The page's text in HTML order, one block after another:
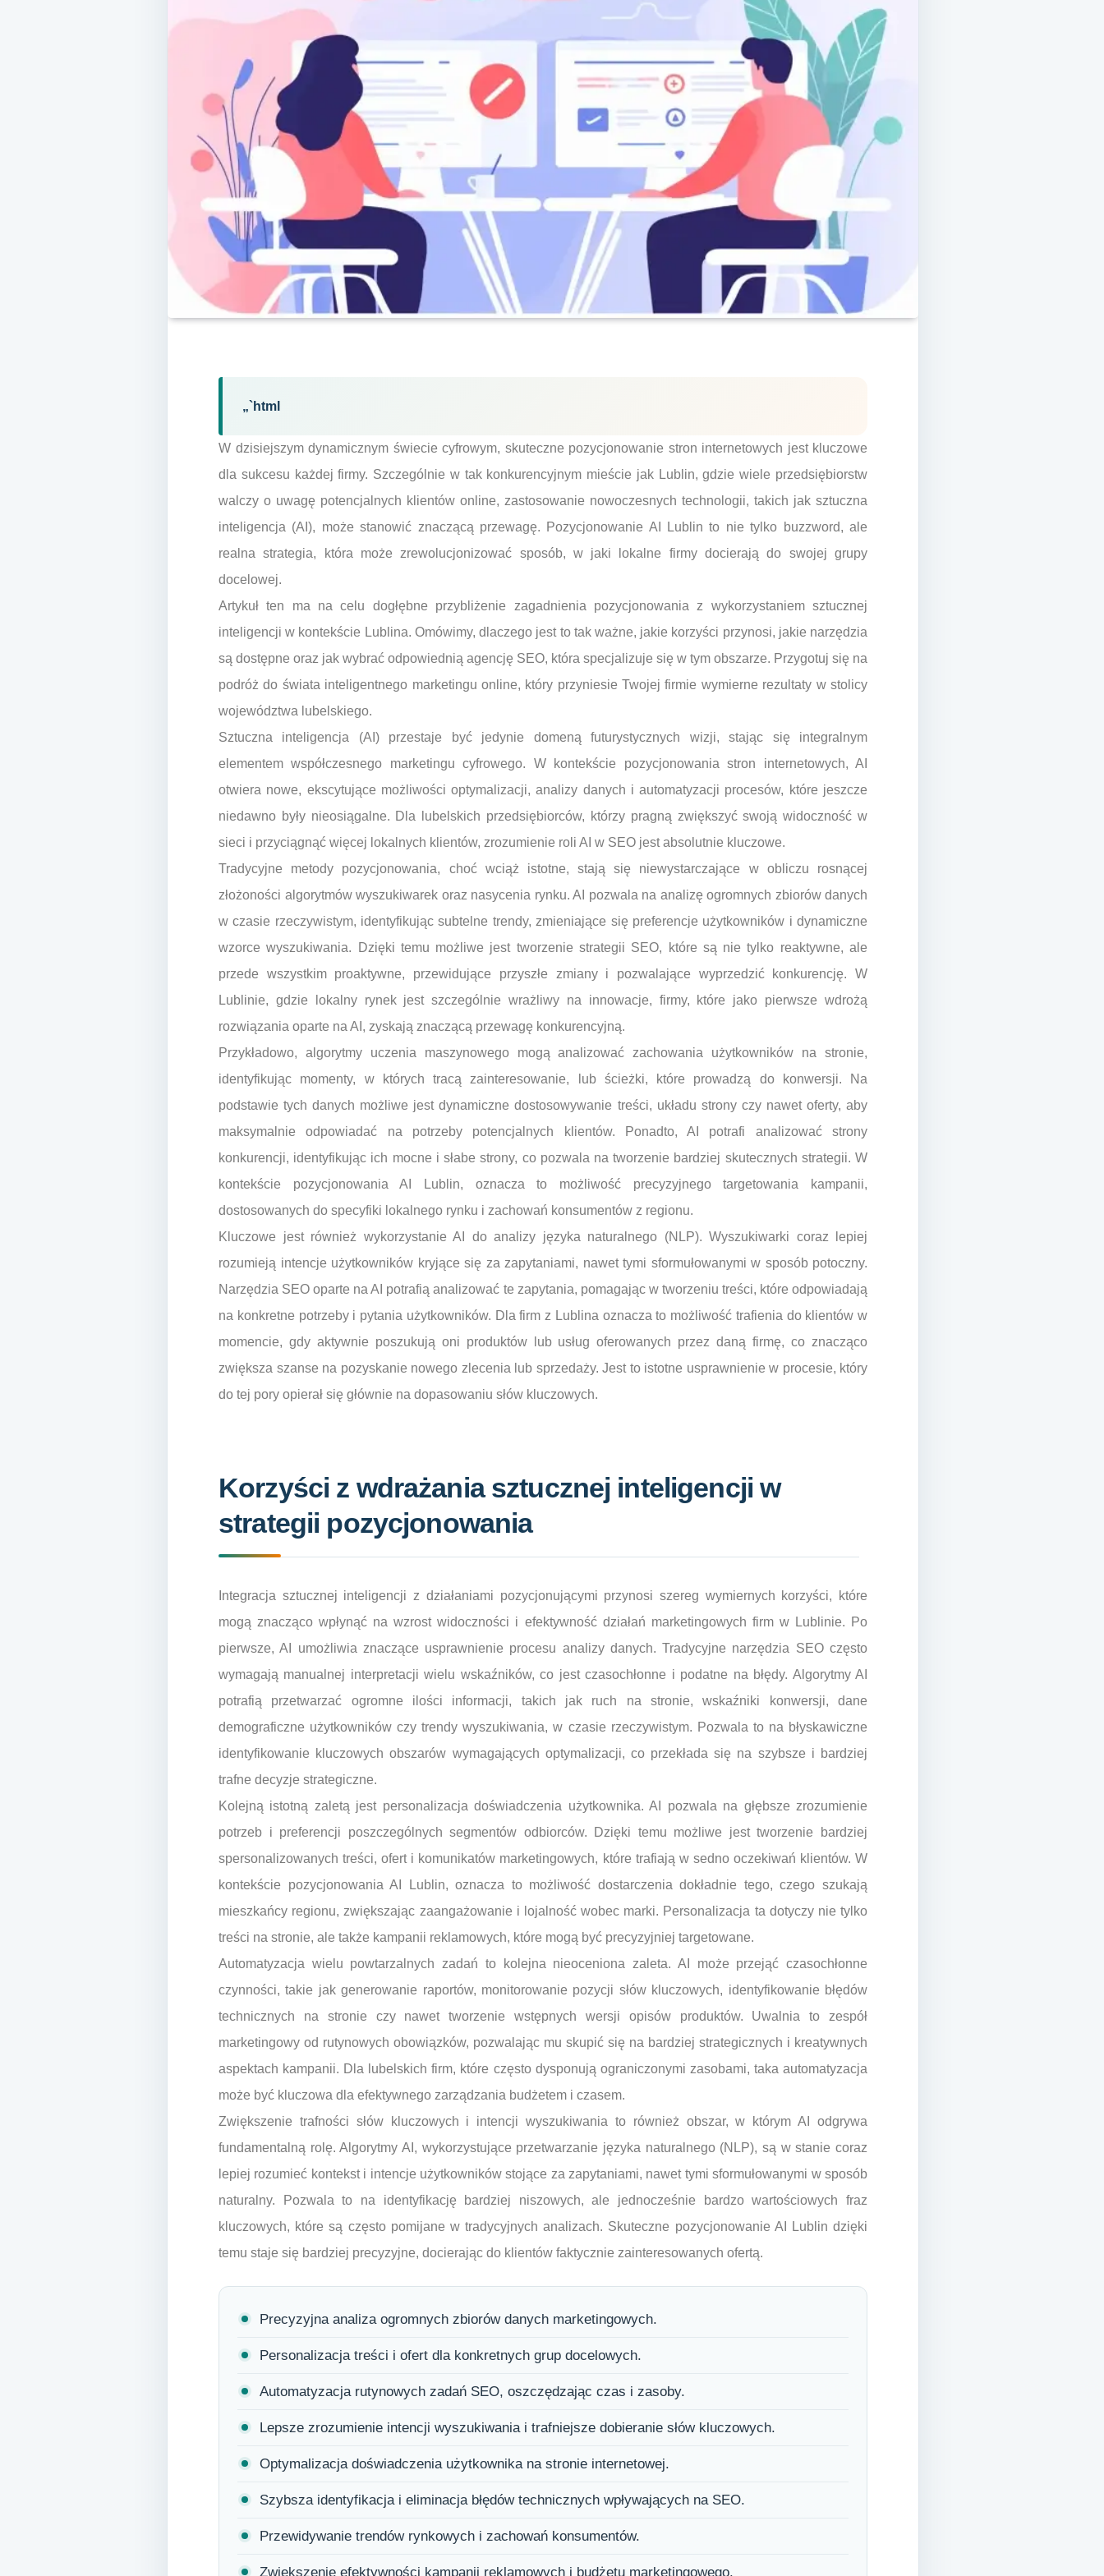
„`html
W dzisiejszym dynamicznym świecie cyfrowym, skuteczne pozycjonowanie stron internetowych jest kluczowe
dla sukcesu każdej firmy. Szczególnie w tak konkurencyjnym mieście jak Lublin, gdzie wiele przedsiębiorstw
walczy o uwagę potencjalnych klientów online, zastosowanie nowoczesnych technologii, takich jak sztuczna
inteligencja (AI), może stanowić znaczącą przewagę. Pozycjonowanie AI Lublin to nie tylko buzzword, ale
realna strategia, która może zrewolucjonizować sposób, w jaki lokalne firmy docierają do swojej grupy
docelowej.
Artykuł ten ma na celu dogłębne przybliżenie zagadnienia pozycjonowania z wykorzystaniem sztucznej
inteligencji w kontekście Lublina. Omówimy, dlaczego jest to tak ważne, jakie korzyści przynosi, jakie narzędzia
są dostępne oraz jak wybrać odpowiednią agencję SEO, która specjalizuje się w tym obszarze. Przygotuj się na
podróż do świata inteligentnego marketingu online, który przyniesie Twojej firmie wymierne rezultaty w stolicy
województwa lubelskiego.
Sztuczna inteligencja (AI) przestaje być jedynie domeną futurystycznych wizji, stając się integralnym
elementem współczesnego marketingu cyfrowego. W kontekście pozycjonowania stron internetowych, AI
otwiera nowe, ekscytujące możliwości optymalizacji, analizy danych i automatyzacji procesów, które jeszcze
niedawno były nieosiągalne. Dla lubelskich przedsiębiorców, którzy pragną zwiększyć swoją widoczność w
sieci i przyciągnąć więcej lokalnych klientów, zrozumienie roli AI w SEO jest absolutnie kluczowe.
Tradycyjne metody pozycjonowania, choć wciąż istotne, stają się niewystarczające w obliczu rosnącej
złożoności algorytmów wyszukiwarek oraz nasycenia rynku. AI pozwala na analizę ogromnych zbiorów danych
w czasie rzeczywistym, identyfikując subtelne trendy, zmieniające się preferencje użytkowników i dynamiczne
wzorce wyszukiwania. Dzięki temu możliwe jest tworzenie strategii SEO, które są nie tylko reaktywne, ale
przede wszystkim proaktywne, przewidujące przyszłe zmiany i pozwalające wyprzedzić konkurencję. W
Lublinie, gdzie lokalny rynek jest szczególnie wrażliwy na innowacje, firmy, które jako pierwsze wdrożą
rozwiązania oparte na AI, zyskają znaczącą przewagę konkurencyjną.
Przykładowo, algorytmy uczenia maszynowego mogą analizować zachowania użytkowników na stronie,
identyfikując momenty, w których tracą zainteresowanie, lub ścieżki, które prowadzą do konwersji. Na
podstawie tych danych możliwe jest dynamiczne dostosowywanie treści, układu strony czy nawet oferty, aby
maksymalnie odpowiadać na potrzeby potencjalnych klientów. Ponadto, AI potrafi analizować strony
konkurencji, identyfikując ich mocne i słabe strony, co pozwala na tworzenie bardziej skutecznych strategii. W
kontekście pozycjonowania AI Lublin, oznacza to możliwość precyzyjnego targetowania kampanii,
dostosowanych do specyfiki lokalnego rynku i zachowań konsumentów z regionu.
Kluczowe jest również wykorzystanie AI do analizy języka naturalnego (NLP). Wyszukiwarki coraz lepiej
rozumieją intencje użytkowników kryjące się za zapytaniami, nawet tymi sformułowanymi w sposób potoczny.
Narzędzia SEO oparte na AI potrafią analizować te zapytania, pomagając w tworzeniu treści, które odpowiadają
na konkretne potrzeby i pytania użytkowników. Dla firm z Lublina oznacza to możliwość trafienia do klientów w
momencie, gdy aktywnie poszukują oni produktów lub usług oferowanych przez daną firmę, co znacząco
zwiększa szanse na pozyskanie nowego zlecenia lub sprzedaży. Jest to istotne usprawnienie w procesie, który
do tej pory opierał się głównie na dopasowaniu słów kluczowych.
Korzyści z wdrażania sztucznej inteligencji w
strategii pozycjonowania
Integracja sztucznej inteligencji z działaniami pozycjonującymi przynosi szereg wymiernych korzyści, które
mogą znacząco wpłynąć na wzrost widoczności i efektywność działań marketingowych firm w Lublinie. Po
pierwsze, AI umożliwia znaczące usprawnienie procesu analizy danych. Tradycyjne narzędzia SEO często
wymagają manualnej interpretacji wielu wskaźników, co jest czasochłonne i podatne na błędy. Algorytmy AI
potrafią przetwarzać ogromne ilości informacji, takich jak ruch na stronie, wskaźniki konwersji, dane
demograficzne użytkowników czy trendy wyszukiwania, w czasie rzeczywistym. Pozwala to na błyskawiczne
identyfikowanie kluczowych obszarów wymagających optymalizacji, co przekłada się na szybsze i bardziej
trafne decyzje strategiczne.
Kolejną istotną zaletą jest personalizacja doświadczenia użytkownika. AI pozwala na głębsze zrozumienie
potrzeb i preferencji poszczególnych segmentów odbiorców. Dzięki temu możliwe jest tworzenie bardziej
spersonalizowanych treści, ofert i komunikatów marketingowych, które trafiają w sedno oczekiwań klientów. W
kontekście pozycjonowania AI Lublin, oznacza to możliwość dostarczenia dokładnie tego, czego szukają
mieszkańcy regionu, zwiększając zaangażowanie i lojalność wobec marki. Personalizacja ta dotyczy nie tylko
treści na stronie, ale także kampanii reklamowych, które mogą być precyzyjniej targetowane.
Automatyzacja wielu powtarzalnych zadań to kolejna nieoceniona zaleta. AI może przejąć czasochłonne
czynności, takie jak generowanie raportów, monitorowanie pozycji słów kluczowych, identyfikowanie błędów
technicznych na stronie czy nawet tworzenie wstępnych wersji opisów produktów. Uwalnia to zespół
marketingowy od rutynowych obowiązków, pozwalając mu skupić się na bardziej strategicznych i kreatywnych
aspektach kampanii. Dla lubelskich firm, które często dysponują ograniczonymi zasobami, taka automatyzacja
może być kluczowa dla efektywnego zarządzania budżetem i czasem.
Zwiększenie trafności słów kluczowych i intencji wyszukiwania to również obszar, w którym AI odgrywa
fundamentalną rolę. Algorytmy AI, wykorzystujące przetwarzanie języka naturalnego (NLP), są w stanie coraz
lepiej rozumieć kontekst i intencje użytkowników stojące za zapytaniami, nawet tymi sformułowanymi w sposób
naturalny. Pozwala to na identyfikację bardziej niszowych, ale jednocześnie bardzo wartościowych fraz
kluczowych, które są często pomijane w tradycyjnych analizach. Skuteczne pozycjonowanie AI Lublin dzięki
temu staje się bardziej precyzyjne, docierając do klientów faktycznie zainteresowanych ofertą.
Precyzyjna analiza ogromnych zbiorów danych marketingowych.
Personalizacja treści i ofert dla konkretnych grup docelowych.
Automatyzacja rutynowych zadań SEO, oszczędzając czas i zasoby.
Lepsze zrozumienie intencji wyszukiwania i trafniejsze dobieranie słów kluczowych.
Optymalizacja doświadczenia użytkownika na stronie internetowej.
Szybsza identyfikacja i eliminacja błędów technicznych wpływających na SEO.
Przewidywanie trendów rynkowych i zachowań konsumentów.
Zwiększenie efektywności kampanii reklamowych i budżetu marketingowego.